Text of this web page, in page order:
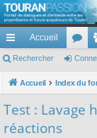
Le forum des propriétaires
cc
ès
pi
Accueil
or
u
Rechercher
Accueil Index du
Test : Lavage
réactions